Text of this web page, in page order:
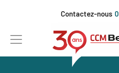
principal
Contactez-nous